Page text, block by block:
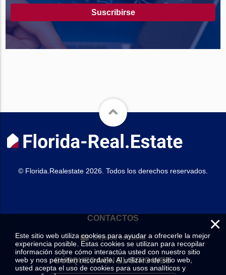
Suscribirse
© Florida.Realestate 2026. Todos los derechos reservados.
CONTACTOS
Deje su consulta
BÚSQUEDA EN EL SITIO WEB
×
Este sitio web utiliza cookies para ayudar a ofrecerle la mejor
experiencia posible. Estas cookies se utilizan para recopilar
información sobre cómo interactúa usted con nuestro sitio
web y nos permiten recordarle. Al utilizar este sitio web,
usted acepta el uso de cookies para usos analíticos y